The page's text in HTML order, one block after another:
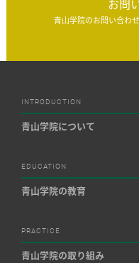
お問
青山学院のお問い合わ
INTRODUCTION
青山学院について
EDUCATION
青山学院の教育
PRACTICE
青山学院の取り組み